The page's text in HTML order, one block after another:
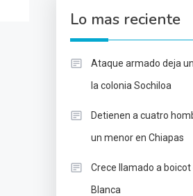
Lo mas reciente
Ataque armado deja
la colonia Sochiloa
Detienen a cuatro
un menor en Chiapas
Crece llamado a
Blanca